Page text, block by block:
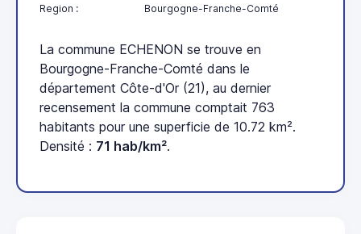
Region : Bourgogne-Franche-Comté
La commune ECHENON se trouve en
Bourgogne-Franche-Comté dans le
département Côte-d'Or (21), au dernier
recensement la commune comptait 763
habitants pour une superficie de 10.72 km².
Densité : 71 hab/km².